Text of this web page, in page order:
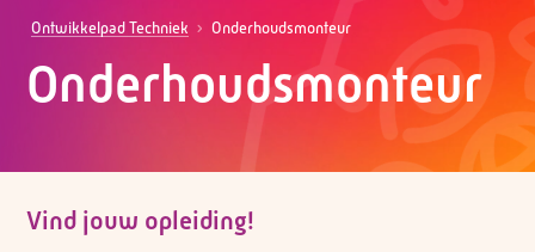
Ontwikkelpad Techniek Onderhoudsmonteur
Onderhoudsmonteur
Vind jouw opleiding!